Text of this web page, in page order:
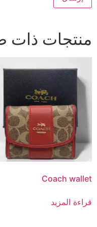
منتجات ذات
Coach wallet
قراءة المزيد